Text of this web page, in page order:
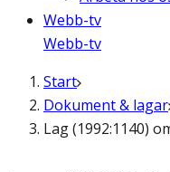
Webb-tv
Webb-tv
Start
Dokument & lagar
Lag (1992:1140)